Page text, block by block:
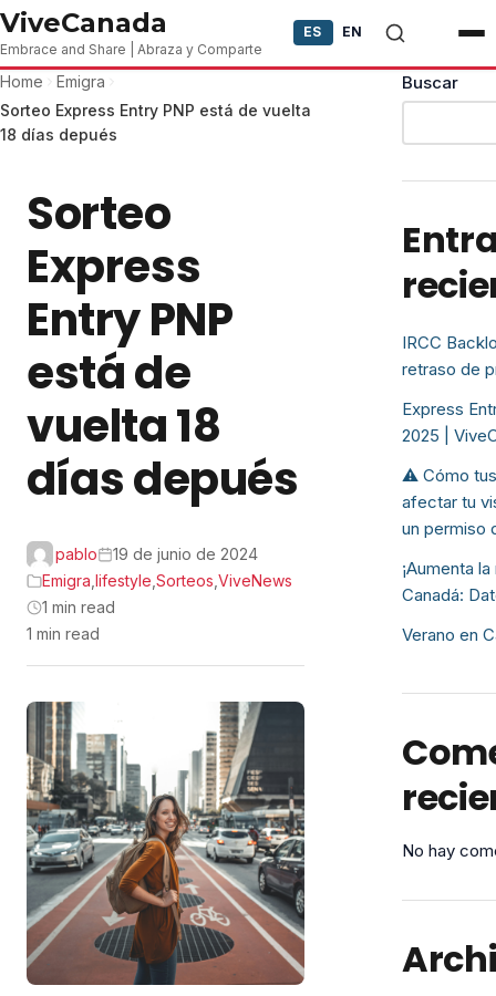
Skip to content
ViveCanada
Embrace and Share | Abraza y Comparte
ES EN
Home
Emigra
Sorteo Express Entry PNP está de vuelta
18 días depués
Sorteo
Express
Entry PNP
está de
vuelta 18
días depués
pablo
19 de junio de 2024
Emigra lifestyle Sorteos ViveNews
1 min read
1 min read
Buscar
IRCC
retraso de
Express
2025 |
⚠️ Cómo
afectar tu
un permiso
¡Aumenta
Canadá:
Verano en
No hay